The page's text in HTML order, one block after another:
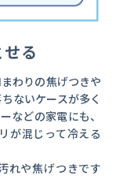
る
わりの焦げつきや
ないケースが多く
などの家電にも、
が混じって冷える
れや焦げつきです